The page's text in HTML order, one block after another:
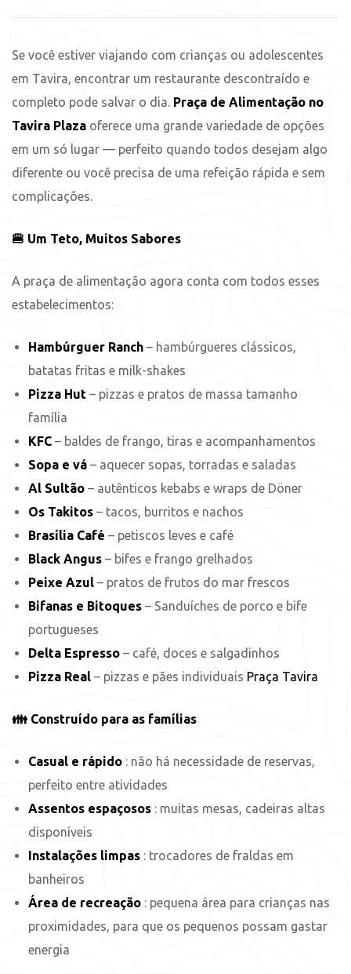
Se você estiver viajando com crianças ou adolescentes
em Tavira, encontrar um restaurante descontraído e
completo pode salvar o dia. Praça de Alimentação no
Tavira Plaza oferece uma grande variedade de opções
em um só lugar — perfeito quando todos desejam algo
diferente ou você precisa de uma refeição rápida e sem
complicações.
🍔 Um Teto, Muitos Sabores
A praça de alimentação agora conta com todos esses
estabelecimentos:
Hambúrguer Ranch– hambúrgueres clássicos,
batatas fritas e milk-shakes
Pizza Hut– pizzas e pratos de massa tamanho
família
KFC– baldes de frango, tiras e acompanhamentos
Sopa e vá– aquecer sopas, torradas e saladas
Al Sultão– autênticos kebabs e wraps de Döner
Os Takitos– tacos, burritos e nachos
Brasília Café – petiscos leves e café
Black Angus– bifes e frango grelhados
Peixe Azul– pratos de frutos do mar frescos
Bifanas e Bitoques– Sanduíches de porco e bife
portugueses
Delta Espresso– café, doces e salgadinhos
Pizza Real– pizzas e pães individuais Praça Tavira
👪 Construído para as famílias
Casual e rápido: não há necessidade de reservas,
perfeito entre atividades
Assentos espaçosos: muitas mesas, cadeiras altas
disponíveis
Instalações limpas: trocadores de fraldas em
banheiros
Área de recreação: pequena área para crianças nas
proximidades, para que os pequenos possam gastar
energia